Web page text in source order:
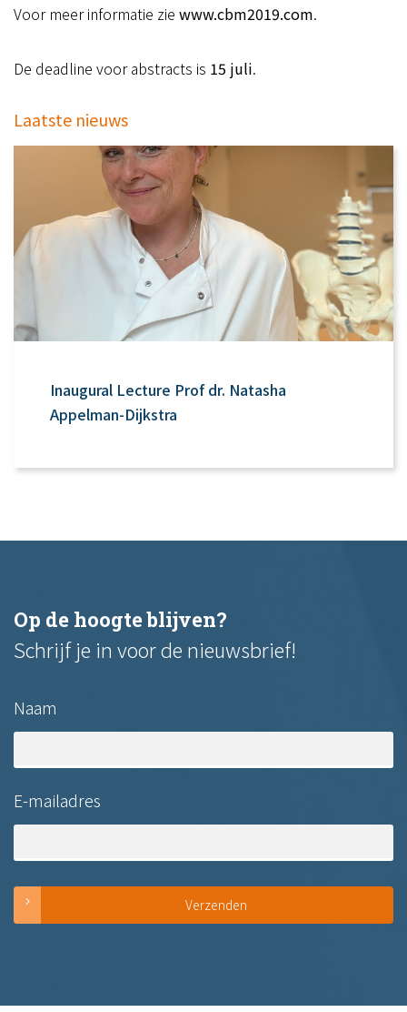
Voor meer informatie zie www.cbm2019.com.
De deadline voor abstracts is 15 juli.
Laatste nieuws
Inaugural Lecture Prof dr. Natasha
Appelman-Dijkstra
Op de hoogte blijven?
Schrijf je in voor de nieuwsbrief!
Naam
E-mailadres
Verzenden